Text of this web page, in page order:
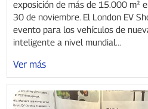
exposición de más de 15.000 m²
30 de noviembre. El London EV
evento para los vehículos de
inteligente a nivel mundial...
Ver más